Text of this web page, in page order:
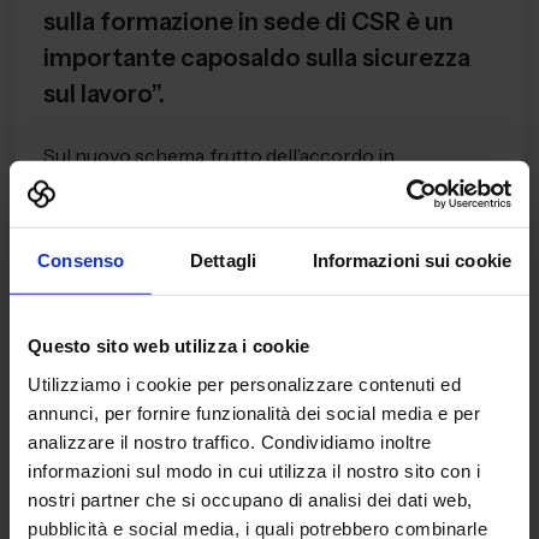
Consenso Dettagli Informazioni sui cookie
Questo sito web utilizza i cookie
Utilizziamo i cookie per personalizzare contenuti ed
annunci, per fornire funzionalità dei social media e per
analizzare il nostro traffico. Condividiamo inoltre
informazioni sul modo in cui utilizza il nostro sito con i
nostri partner che si occupano di analisi dei dati web,
pubblicità e social media, i quali potrebbero combinarle
sulla formazione in sede di CSR è un
importante caposaldo sulla sicurezza
sul lavoro”.
Sul nuovo schema, frutto dell’accordo in
Conferenza Stato-Regioni, a proposito della
formazione abbiamo raccolto il p...
Leggi di più